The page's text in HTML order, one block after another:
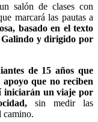
salón de clases con
marcará las pautas a
basado en el texto
y dirigido por
de 15 años que
que no reciben
iniciarán un viaje por
sin medir las
camino.